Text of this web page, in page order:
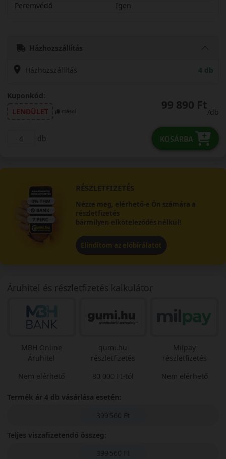
Peremvédő
Igen
Házhozszállítás
Házhozszállítás 4 db
Kuponkód:
LENDÜLET
másol 99 890 Ft
/db
db KOSÁRBA
RÉSZLETFIZETÉS
Nézze meg, elérhető-e Ön számára a
részletfizetés
bármilyen elköteleződés nélkül!
Elindítom az előbírálatot
Áruhitel és részletfizetés kalkulátor
MBH Online
Áruhitel
Nem elérhető
gumi.hu
részletfizetés
80 000 Ft-tól
Milpay
részletfizetés
Nem elérhető
Termék ár 4 db vásárlása esetén:
399 560 Ft
Teljes viszafizetendő összeg:
399 560 Ft